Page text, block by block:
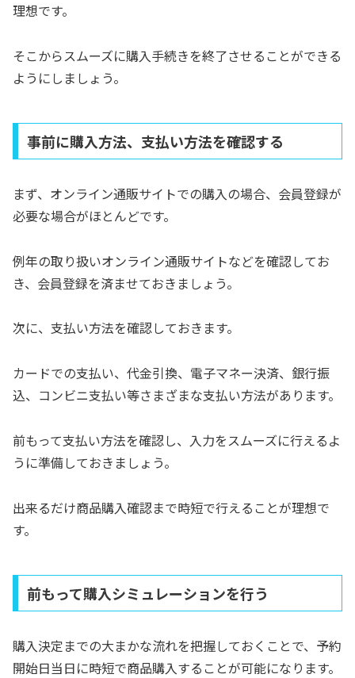
理想です。
そこからスムーズに購入手続きを終了させることができる
ようにしましょう。
事前に購入方法、支払い方法を確認する
まず、オンライン通販サイトでの購入の場合、会員登録が
必要な場合がほとんどです。
例年の取り扱いオンライン通販サイトなどを確認してお
き、会員登録を済ませておきましょう。
次に、支払い方法を確認しておきます。
カードでの支払い、代金引換、電子マネー決済、銀行振
込、コンビニ支払い等さまざまな支払い方法があります。
前もって支払い方法を確認し、入力をスムーズに行えるよ
うに準備しておきましょう。
出来るだけ商品購入確認まで時短で行えることが理想で
す。
前もって購入シミュレーションを行う
購入決定までの大まかな流れを把握しておくことで、予約
開始日当日に時短で商品購入することが可能になります。